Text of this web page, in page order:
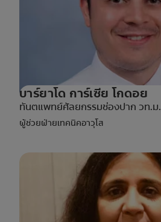
บาร์ยาโด การ์เซีย โกดอย
ทันตแพทย์ศัลยกรรมช่องปาก วท.ม.
ผู้ช่วยฝ่ายเทคนิคอาวุโส